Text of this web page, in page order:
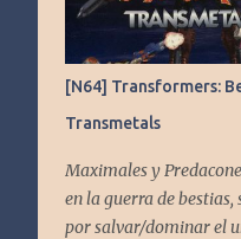
[N64] Transformers:
Transmetals
Maximales y
en la guerra de bestias,
por salvar/dominar el